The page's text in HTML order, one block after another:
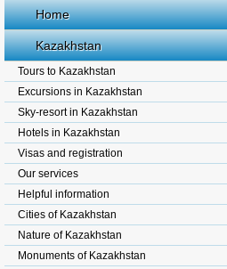
Home
Kazakhstan
Tours to Kazakhstan
Excursions in Kazakhstan
Sky-resort in Kazakhstan
Hotels in Kazakhstan
Visas and registration
Our services
Helpful information
Cities of Kazakhstan
Nature of Kazakhstan
Monuments of Kazakhstan